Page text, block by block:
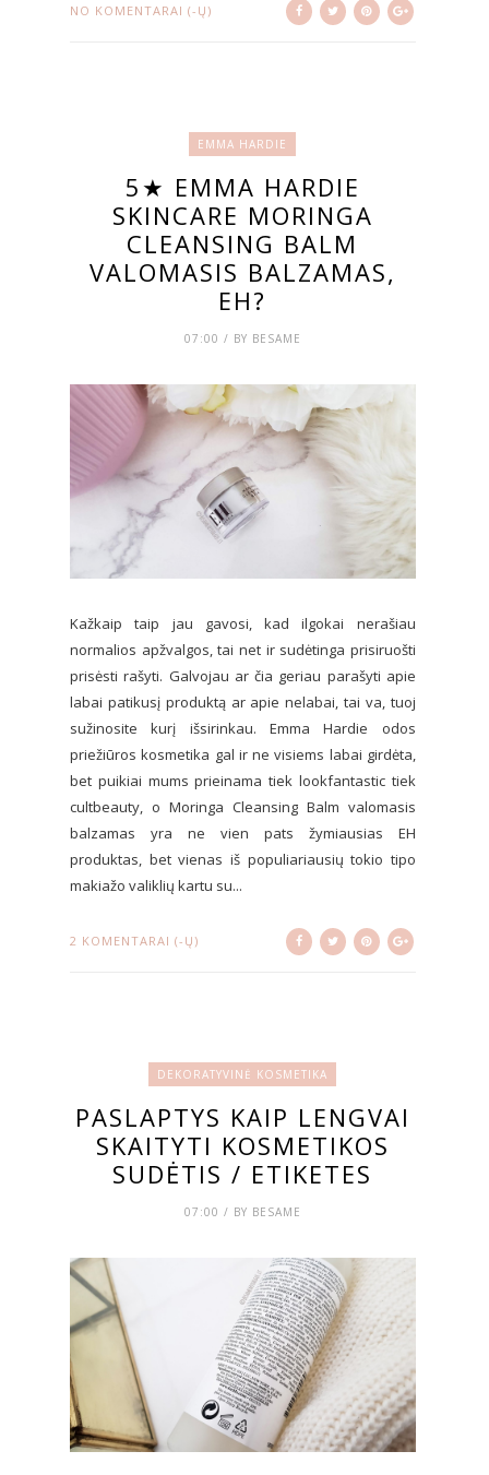
NO KOMENTARAI (-Ų)
EMMA HARDIE
5★ EMMA HARDIE
SKINCARE MORINGA
CLEANSING BALM
VALOMASIS BALZAMAS,
EH?
07:00 / BY BESAME
Kažkaip taip jau gavosi, kad ilgokai nerašiau
normalios apžvalgos, tai net ir sudėtinga prisiruošti
prisėsti rašyti. Galvojau ar čia geriau parašyti apie
labai patikusį produktą ar apie nelabai, tai va, tuoj
sužinosite kurį išsirinkau. Emma Hardie odos
priežiūros kosmetika gal ir ne visiems labai girdėta,
bet puikiai mums prieinama tiek lookfantastic tiek
cultbeauty, o Moringa Cleansing Balm valomasis
balzamas yra ne vien pats žymiausias EH
produktas, bet vienas iš populiariausių tokio tipo
makiažo valiklių kartu su...
2 KOMENTARAI (-Ų)
DEKORATYVINĖ KOSMETIKA
PASLAPTYS KAIP LENGVAI
SKAITYTI KOSMETIKOS
SUDĖTIS / ETIKETES
07:00 / BY BESAME